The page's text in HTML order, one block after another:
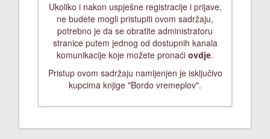
Ukoliko i nakon uspješne registracije i prijave,
ne budete mogli pristupiti ovom sadržaju,
potrebno je da se obratite administratoru
stranice putem jednog od dostupnih kanala
komunikacije koje možete pronaći ovdje.
Pristup ovom sadržaju namijenjen je isključivo
kupcima knjige "Bordo vremeplov".